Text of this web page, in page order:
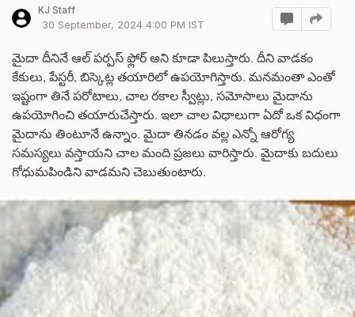
KJ Staff
30 September, 2024 4:00 PM IST
మైదా దీనినే ఆల్ పర్పస్ ఫ్లోర్ అని కూడా పిలుస్తారు. దీని వాడకం
కేకులు, పేస్టరీ, బిస్కెట్ల తయారిలో ఉపయోగిస్తారు. మనమంతా ఎంతో
ఇష్టంగా తినే పరోటాలు, చాల రకాల స్వీట్లు, సమోసాలు మైదాను
ఉపయోగించి తయారుచేస్తారు. ఇలా చాల విధాలుగా ఏదో ఒక విధంగా
మైదాను తింటూనే ఉన్నాం. మైదా తినడం వల్ల ఎన్నో ఆరోగ్య
సమస్యలు వస్తాయని చాల మంది ప్రజలు వారిస్తారు. మైదాకు బదులు
గోధుమపిండిని వాడమని చెబుతుంటారు.